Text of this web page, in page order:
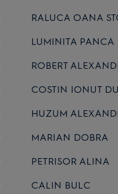
RALUCA OANA
LUMINITA PANCA
ROBERT
COSTIN IONUT
HUZUM
MARIAN DOBRA
PETRISOR ALINA
CALIN BULC